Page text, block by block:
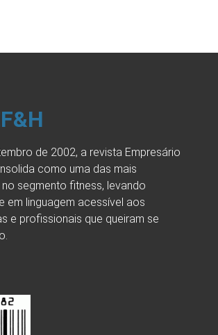
de 2002, a revista Empresário
como uma das mais
segmento fitness, levando
em linguagem acessível aos
e profissionais que queiram se